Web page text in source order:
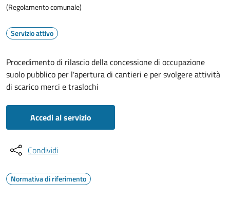
(Regolamento comunale)
Servizio attivo
Procedimento di rilascio della concessione di occupazione
suolo pubblico per l'apertura di cantieri e per svolgere attività
di scarico merci e traslochi
Accedi al servizio
Condividi
Normativa di riferimento